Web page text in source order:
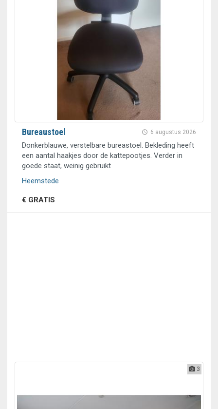
6 augustus 2026
Bureaustoel
Donkerblauwe, verstelbare bureastoel. Bekleding heeft
een aantal haakjes door de kattepootjes. Verder in
goede staat, weinig gebruikt
Heemstede
€ GRATIS
3